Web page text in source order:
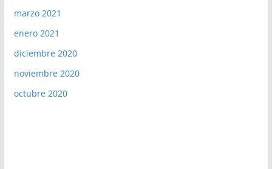
marzo 2021
enero 2021
diciembre 2020
noviembre 2020
octubre 2020